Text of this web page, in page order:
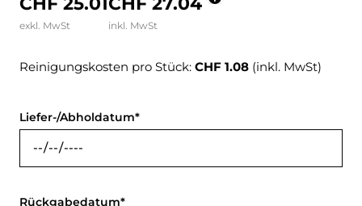
exkl. MwSt inkl. MwSt
Reinigungskosten pro Stück: CHF 1.08 (inkl. MwSt)
Liefer-/Abholdatum
Rückgabedatum